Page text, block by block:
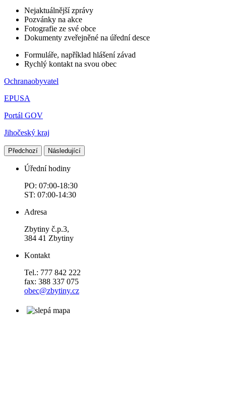
Nejaktuálnější zprávy
Pozvánky na akce
Fotografie ze své obce
Dokumenty zveřejněné na úřední desce
Formuláře, například hlášení závad
Rychlý kontakt na svou obec
Ochranaobyvatel
EPUSA
Portál GOV
Jihočeský kraj
Předchozí Následující
Úřední hodiny
PO: 07:00-18:30
ST: 07:00-14:30
Adresa
Zbytiny č.p.3,
384 41 Zbytiny
Kontakt
Tel.: 777 842 222
fax: 388 337 075
obec@zbytiny.cz